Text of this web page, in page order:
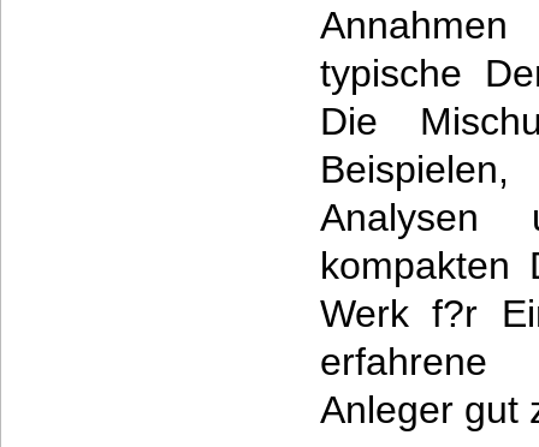
typische
Die
Analysen
kompakten
Werk f?r
Anleger gut